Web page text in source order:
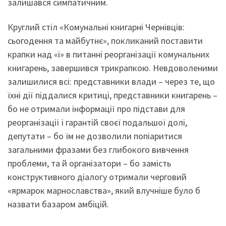
Круглий стіл «Комунальні книгарні Чернівців:
сьогодення та майбутнє», покликаний поставити
крапки над «і» в питанні реорганізації комунальних
книгарень, завершився трикрапкою. Невдоволеними
залишилися всі: представники влади – через те, що
їхні дії піддалися критиці, представники книгарень –
бо не отримали інформації про підстави для
реорганізації і гарантій своєї подальшої долі,
депутати – бо їм не дозволили попіаритися
загальними фразами без глибокого вивчення
проблеми, та й організатори – бо замість
конструктивного діалогу отримали черговий
«ярмарок марнославства», який влучніше було б
назвати базаром амбіцій.